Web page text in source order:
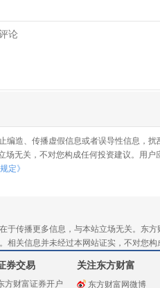
编造、传播虚假信息或者误导性信息，
场无关，不对您构成任何投资建议。用
定》
于传播更多信息，与本站立场无关。东
相关信息并未经过本网站证实，不对您
券交易
方财富证券开户
关注东方财富
东方财富网微博